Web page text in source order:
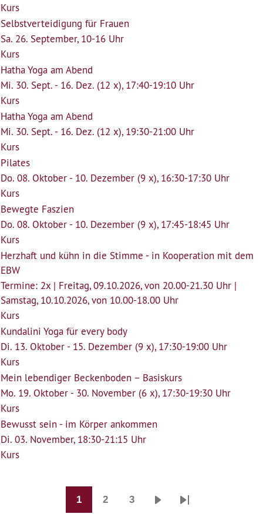
Kurs
Selbstverteidigung für Frauen
Sa. 26. September, 10-16 Uhr
Kurs
Hatha Yoga am Abend
Mi. 30. Sept. - 16. Dez. (12 x), 17:40-19:10 Uhr
Kurs
Hatha Yoga am Abend
Mi. 30. Sept. - 16. Dez. (12 x), 19:30-21:00 Uhr
Kurs
Pilates
Do. 08. Oktober - 10. Dezember (9 x), 16:30-17:30 Uhr
Kurs
Bewegte Faszien
Do. 08. Oktober - 10. Dezember (9 x), 17:45-18:45 Uhr
Kurs
Herzhaft und kühn in die Stimme - in Kooperation mit dem
EBW
Termine: 2x | Freitag, 09.10.2026, von 20.00-21.30 Uhr |
Samstag, 10.10.2026, von 10.00-18.00 Uhr
Kurs
Kundalini Yoga für every body
Di. 13. Oktober - 15. Dezember (9 x), 17:30-19:00 Uhr
Kurs
Mein lebendiger Beckenboden – Basiskurs
Mo. 19. Oktober - 30. November (6 x), 17:30-19:30 Uhr
Kurs
Bewusst sein - im Körper ankommen
Di. 03. November, 18:30-21:15 Uhr
Kurs
Seitennummerierung
1 2 3
NächsteLast